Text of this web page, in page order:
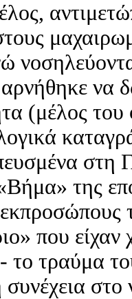
να
(μέλος του
της
που είχαν
το τραύμα
στο